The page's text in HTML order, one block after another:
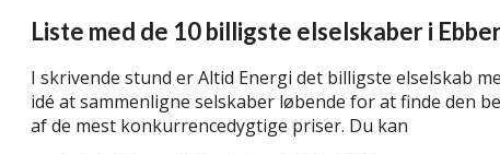
Liste med de 10 billigste elselskaber i
I skrivende stund er Altid Energi det billigste elselskab
idé at sammenligne selskaber løbende for at finde den
af de mest konkurrencedygtige priser. Du kan